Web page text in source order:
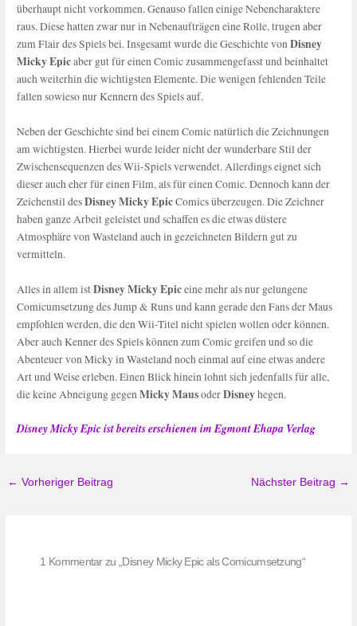
überhaupt nicht vorkommen. Genauso fallen einige Nebencharaktere
raus. Diese hatten zwar nur in Nebenaufträgen eine Rolle, trugen aber
zum Flair des Spiels bei. Insgesamt wurde die Geschichte vonDisney
Micky Epicaber gut für einen Comic zusammengefasst und beinhaltet
auch weiterhin die wichtigsten Elemente. Die wenigen fehlenden Teile
fallen sowieso nur Kennern des Spiels auf.
Neben der Geschichte sind bei einem Comic natürlich die Zeichnungen
am wichtigsten. Hierbei wurde leider nicht der wunderbare Stil der
Zwischensequenzen des Wii-Spiels verwendet. Allerdings eignet sich
dieser auch eher für einen Film, als für einen Comic. Dennoch kann der
Zeichenstil desDisney Micky EpicComics überzeugen. Die Zeichner
haben ganze Arbeit geleistet und schaffen es die etwas düstere
Atmosphäre von Wasteland auch in gezeichneten Bildern gut zu
vermitteln.
Alles in allem istDisney Micky Epiceine mehr als nur gelungene
Comicumsetzung des Jump & Runs und kann gerade den Fans der Maus
empfohlen werden, die den Wii-Titel nicht spielen wollen oder können.
Aber auch Kenner des Spiels können zum Comic greifen und so die
Abenteuer von Micky in Wasteland noch einmal auf eine etwas andere
Art und Weise erleben. Einen Blick hinein lohnt sich jedenfalls für alle,
die keine Abneigung gegenMicky MausoderDisneyhegen.
Disney Micky Epic ist bereits erschienen im Egmont Ehapa Verlag
← Vorheriger Beitrag Nächster Beitrag →
1 Kommentar zu „Disney Micky Epic als Comicumsetzung“